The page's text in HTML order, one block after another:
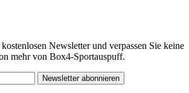
Newsletter und verpassen Sie keine
mehr von Box4-Sportauspuff.
Newsletter abonnieren